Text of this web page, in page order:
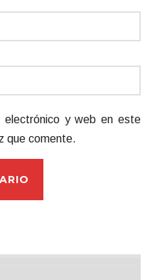
electrónico y web en este
que comente.